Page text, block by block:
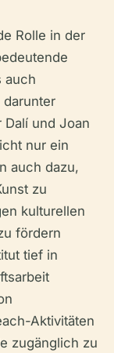
Rolle in der
auch
darunter
Dalí und Joan
nur ein
auch dazu,
zu
kulturellen
fördern
tief in
Aktivitäten
zugänglich zu